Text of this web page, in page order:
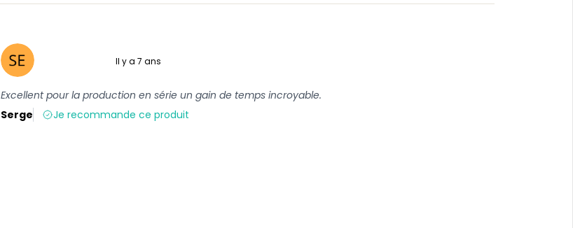
Il y a 7 ans
Excellent pour la production en série un gain de temps incroyable.
Serge
Je recommande ce produit